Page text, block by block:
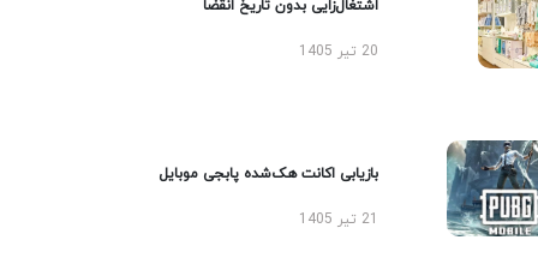
اشتغال‌زایی بدون تاریخ انقضا
20 تیر 1405
بازیابی اکانت هک‌شده پابجی موبایل